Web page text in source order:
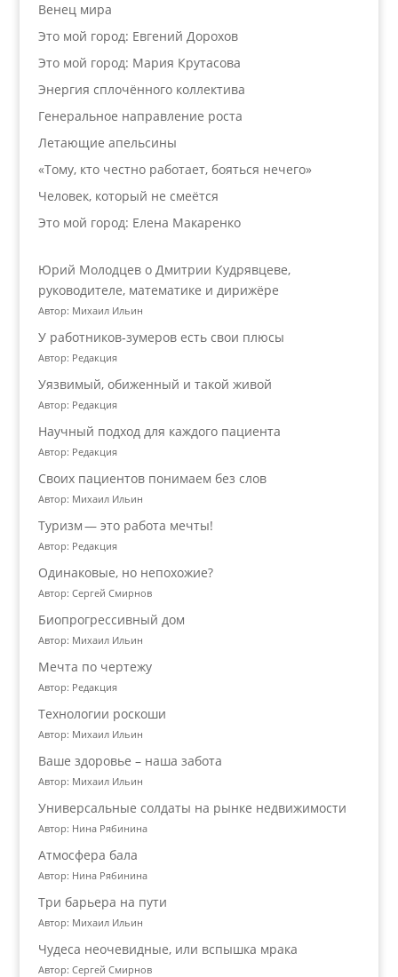
Венец мира
Это мой город: Евгений Дорохов
Это мой город: Мария Крутасова
Энергия сплочённого коллектива
Генеральное направление роста
Летающие апельсины
«Тому, кто честно работает, бояться нечего»
Человек, который не смеётся
Это мой город: Елена Макаренко
Юрий Молодцев о Дмитрии Кудрявцеве,
руководителе, математике и дирижёре
Автор: Михаил Ильин
У работников‑зумеров есть свои плюсы
Автор: Редакция
Уязвимый, обиженный и такой живой
Автор: Редакция
Научный подход для каждого пациента
Автор: Редакция
Своих пациентов понимаем без слов
Автор: Михаил Ильин
Туризм — это работа мечты!
Автор: Редакция
Одинаковые, но непохожие?
Автор: Сергей Смирнов
Биопрогрессивный дом
Автор: Михаил Ильин
Мечта по чертежу
Автор: Редакция
Технологии роскоши
Автор: Михаил Ильин
Ваше здоровье – наша забота
Автор: Михаил Ильин
Универсальные солдаты на рынке недвижимости
Автор: Нина Рябинина
Атмосфера бала
Автор: Нина Рябинина
Три барьера на пути
Автор: Михаил Ильин
Чудеса неочевидные, или вспышка мрака
Автор: Сергей Смирнов